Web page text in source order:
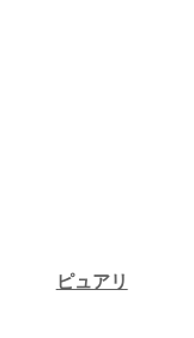
ピュアリ